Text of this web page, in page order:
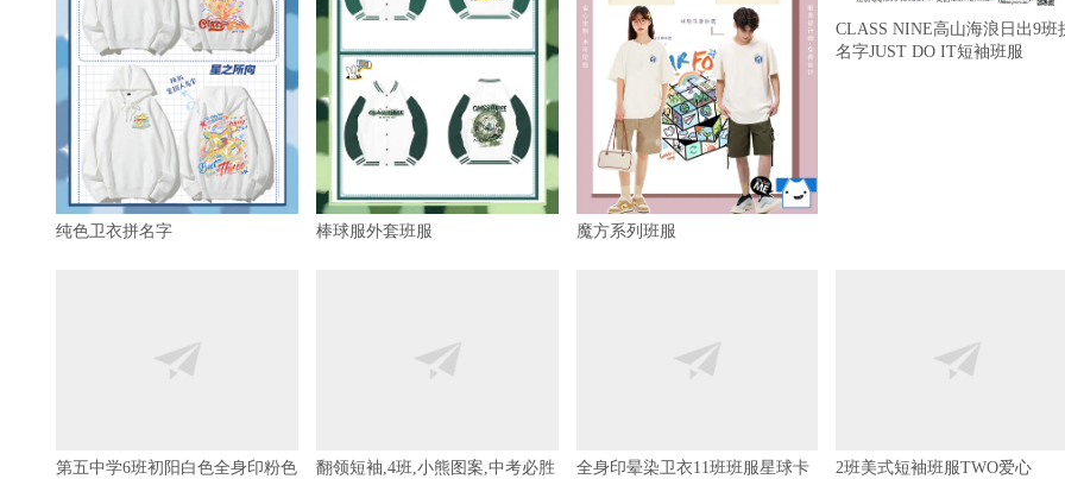
纯色卫衣拼名字 棒球服外套班服 魔方系列班服
CLASS NINE高山海浪日出9班
名字JUST DO IT短袖班服
第五中学6班初阳白色全身印粉色
翻领短袖,4班,小熊图案,中考必胜
全身印晕染卫衣11班班服星球卡
2班美式短袖班服TWO爱心